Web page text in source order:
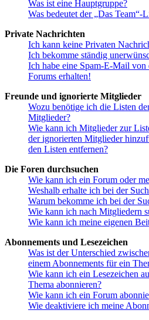
Was ist eine Hauptgruppe?
Was bedeutet der „Das Team“-
Private Nachrichten
Ich kann keine Privaten
Ich bekomme ständig
Ich habe eine Spam-E-Mail
Forums erhalten!
Freunde und ignorierte Mitglieder
Wozu benötige ich die Listen
Mitglieder?
Wie kann ich Mitglieder zur
der ignorierten Mitglieder
den Listen entfernen?
Die Foren durchsuchen
Wie kann ich ein Forum oder
Weshalb erhalte ich bei der
Warum bekomme ich bei der
Wie kann ich nach Mitgliedern
Wie kann ich meine eigenen
Abonnements und Lesezeichen
Was ist der Unterschied
einem Abonnements für ein
Wie kann ich ein Lesezeichen
Thema abonnieren?
Wie kann ich ein Forum
Wie deaktiviere ich meine